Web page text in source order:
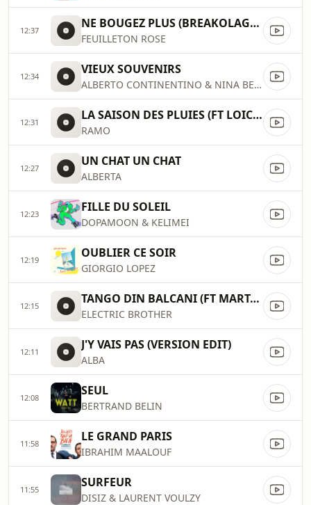
12:37 NE BOUGEZ PLUS (BREAKOLAGE REMIX)
FEUILLETON ROSE
12:34 VIEUX SOUVENIRS
ALBERTO CONTINENTINO & NINA BECKER
12:31 LA SAISON DES PLUIES (FT LOIC FLEURY)
RAMO
12:27 UN CHAT UN CHAT
ALBERTA
12:23 FILLE DU SOLEIL
DOPAMOON & KELIMEI
12:19 OUBLIER CE SOIR
GIORGIO LOPEZ
12:15 TANGO DIN BALCANI (FT MARTA HRISTEA)
ELECTRIC BROTHER
12:11 J'Y VAIS PAS (VERSION EDIT)
ALBA
12:08 SEUL
BERTRAND BELIN
11:58 LE GRAND PARIS
IBRAHIM MAALOUF
11:55 SURFEUR
DISIZ & LAURENT VOULZY